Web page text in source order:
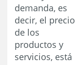
demanda, es
decir, el precio
de los
productos y
servicios, está